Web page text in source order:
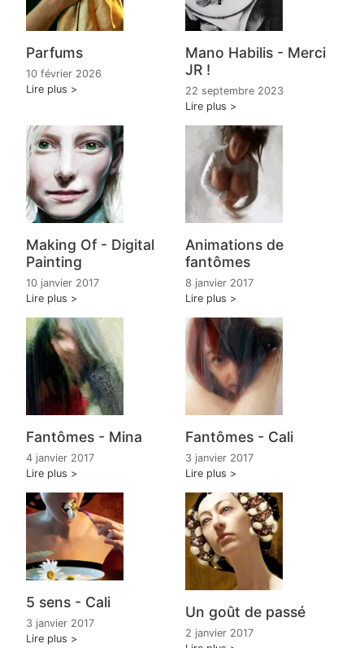
Parfums
10 février 2026
Lire plus
Mano Habilis - Merci
JR !
22 septembre 2023
Lire plus
Making Of - Digital
Painting
10 janvier 2017
Lire plus
Animations de
fantômes
8 janvier 2017
Lire plus
Fantômes - Mina
4 janvier 2017
Lire plus
Fantômes - Cali
3 janvier 2017
Lire plus
5 sens - Cali
3 janvier 2017
Lire plus
Un goût de passé
2 janvier 2017